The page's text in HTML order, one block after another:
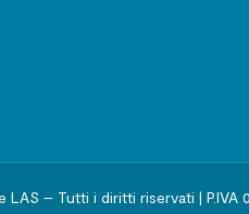
– Tutti i diritti riservati | P.IVA